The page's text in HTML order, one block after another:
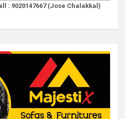
: 9020147667 (Jose Chalakkal)